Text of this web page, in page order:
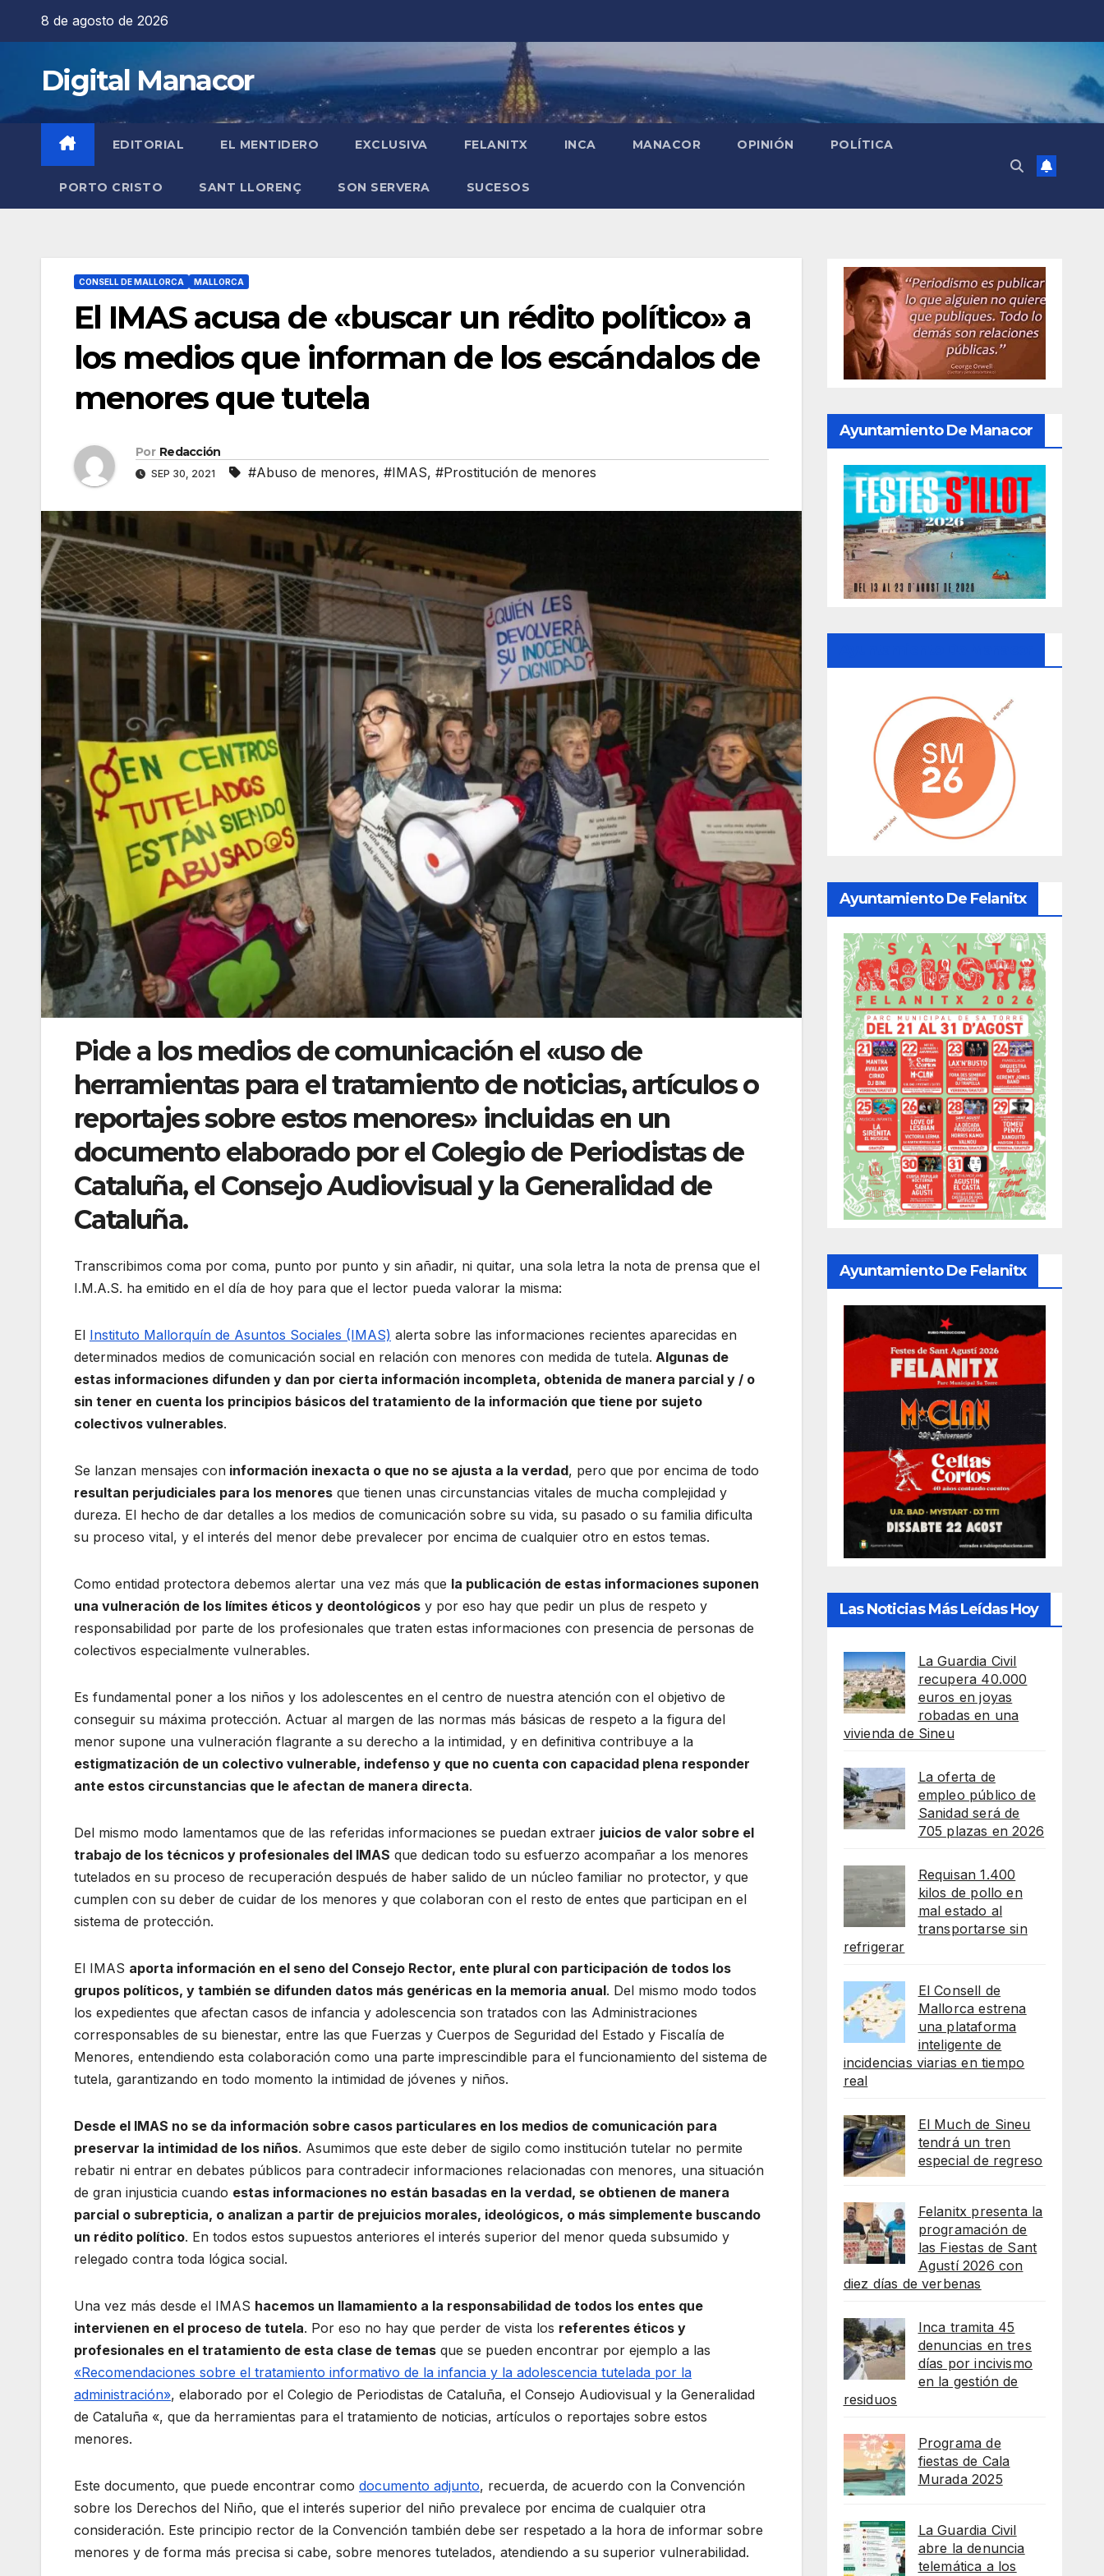
8 de agosto de 2026
Digital Manacor
EDITORIAL EL MENTIDERO EXCLUSIVA FELANITX INCA MANACOR OPINIÓN POLÍTICA
PORTO CRISTO SANT LLORENÇ SON SERVERA SUCESOS
CONSELL DE MALLORCA MALLORCA
El IMAS acusa de «buscar un rédito político» a
los medios que informan de los escándalos de
menores que tutela
Por Redacción
SEP 30, 2021 #Abuso de menores, #IMAS, #Prostitución de menores
Pide a los medios de comunicación el «uso de
herramientas para el tratamiento de noticias, artículos o
reportajes sobre estos menores» incluidas en un
documento elaborado por el Colegio de Periodistas de
Cataluña, el Consejo Audiovisual y la Generalidad de
Cataluña.
Transcribimos coma por coma, punto por punto y sin añadir, ni quitar, una sola letra la nota de prensa que el
I.M.A.S. ha emitido en el día de hoy para que el lector pueda valorar la misma:
El Instituto Mallorquín de Asuntos Sociales (IMAS) alerta sobre las informaciones recientes aparecidas en
determinados medios de comunicación social en relación con menores con medida de tutela. Algunas de
estas informaciones difunden y dan por cierta información incompleta, obtenida de manera parcial y / o
sin tener en cuenta los principios básicos del tratamiento de la información que tiene por sujeto
colectivos vulnerables.
Se lanzan mensajes con información inexacta o que no se ajusta a la verdad, pero que por encima de todo
resultan perjudiciales para los menores que tienen unas circunstancias vitales de mucha complejidad y
dureza. El hecho de dar detalles a los medios de comunicación sobre su vida, su pasado o su familia dificulta
su proceso vital, y el interés del menor debe prevalecer por encima de cualquier otro en estos temas.
Como entidad protectora debemos alertar una vez más que la publicación de estas informaciones suponen
una vulneración de los límites éticos y deontológicos y por eso hay que pedir un plus de respeto y
responsabilidad por parte de los profesionales que traten estas informaciones con presencia de personas de
colectivos especialmente vulnerables.
Es fundamental poner a los niños y los adolescentes en el centro de nuestra atención con el objetivo de
conseguir su máxima protección. Actuar al margen de las normas más básicas de respeto a la figura del
menor supone una vulneración flagrante a su derecho a la intimidad, y en definitiva contribuye a la
estigmatización de un colectivo vulnerable, indefenso y que no cuenta con capacidad plena responder
ante estos circunstancias que le afectan de manera directa.
Del mismo modo lamentamos que de las referidas informaciones se puedan extraer juicios de valor sobre el
trabajo de los técnicos y profesionales del IMAS que dedican todo su esfuerzo acompañar a los menores
tutelados en su proceso de recuperación después de haber salido de un núcleo familiar no protector, y que
cumplen con su deber de cuidar de los menores y que colaboran con el resto de entes que participan en el
sistema de protección.
El IMAS aporta información en el seno del Consejo Rector, ente plural con participación de todos los
grupos políticos, y también se difunden datos más genéricas en la memoria anual. Del mismo modo todos
los expedientes que afectan casos de infancia y adolescencia son tratados con las Administraciones
corresponsables de su bienestar, entre las que Fuerzas y Cuerpos de Seguridad del Estado y Fiscalía de
Menores, entendiendo esta colaboración como una parte imprescindible para el funcionamiento del sistema de
tutela, garantizando en todo momento la intimidad de jóvenes y niños.
Desde el IMAS no se da información sobre casos particulares en los medios de comunicación para
preservar la intimidad de los niños. Asumimos que este deber de sigilo como institución tutelar no permite
rebatir ni entrar en debates públicos para contradecir informaciones relacionadas con menores, una situación
de gran injusticia cuando estas informaciones no están basadas en la verdad, se obtienen de manera
parcial o subrepticia, o analizan a partir de prejuicios morales, ideológicos, o más simplemente buscando
un rédito político. En todos estos supuestos anteriores el interés superior del menor queda subsumido y
relegado contra toda lógica social.
Una vez más desde el IMAS hacemos un llamamiento a la responsabilidad de todos los entes que
intervienen en el proceso de tutela. Por eso no hay que perder de vista los referentes éticos y
profesionales en el tratamiento de esta clase de temas que se pueden encontrar por ejemplo a las
«Recomendaciones sobre el tratamiento informativo de la infancia y la adolescencia tutelada por la
administración», elaborado por el Colegio de Periodistas de Cataluña, el Consejo Audiovisual y la Generalidad
de Cataluña «, que da herramientas para el tratamiento de noticias, artículos o reportajes sobre estos
menores.
Este documento, que puede encontrar como documento adjunto, recuerda, de acuerdo con la Convención
sobre los Derechos del Niño, que el interés superior del niño prevalece por encima de cualquier otra
consideración. Este principio rector de la Convención también debe ser respetado a la hora de informar sobre
menores y de forma más precisa si cabe, sobre menores tutelados, atendiendo a su superior vulnerabilidad.
Ayuntamiento De Manacor
Ayuntamiento De Felanitx
Ayuntamiento De Felanitx
Las Noticias Más Leídas Hoy
La Guardia Civil
recupera 40.000
euros en joyas
robadas en una
vivienda de Sineu
La oferta de
empleo público de
Sanidad será de
705 plazas en 2026
Requisan 1.400
kilos de pollo en
mal estado al
transportarse sin
refrigerar
El Consell de
Mallorca estrena
una plataforma
inteligente de
incidencias viarias en tiempo
real
El Much de Sineu
tendrá un tren
especial de regreso
Felanitx presenta la
programación de
las Fiestas de Sant
Agustí 2026 con
diez días de verbenas
Inca tramita 45
denuncias en tres
días por incivismo
en la gestión de
residuos
Programa de
fiestas de Cala
Murada 2025
La Guardia Civil
abre la denuncia
telemática a los